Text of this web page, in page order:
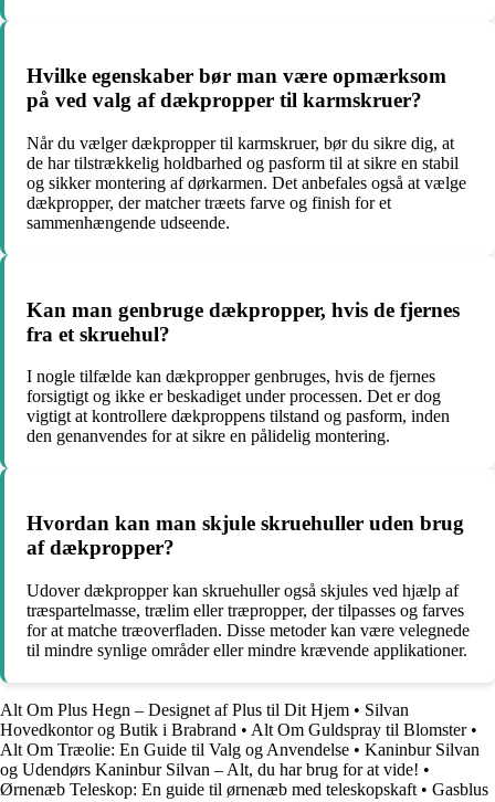
Hvilke egenskaber bør man være opmærksom
på ved valg af dækpropper til karmskruer?
Når du vælger dækpropper til karmskruer, bør du sikre dig, at
de har tilstrækkelig holdbarhed og pasform til at sikre en stabil
og sikker montering af dørkarmen. Det anbefales også at vælge
dækpropper, der matcher træets farve og finish for et
sammenhængende udseende.
Kan man genbruge dækpropper, hvis de fjernes
fra et skruehul?
I nogle tilfælde kan dækpropper genbruges, hvis de fjernes
forsigtigt og ikke er beskadiget under processen. Det er dog
vigtigt at kontrollere dækproppens tilstand og pasform, inden
den genanvendes for at sikre en pålidelig montering.
Hvordan kan man skjule skruehuller uden brug
af dækpropper?
Udover dækpropper kan skruehuller også skjules ved hjælp af
træspartelmasse, trælim eller træpropper, der tilpasses og farves
for at matche træoverfladen. Disse metoder kan være velegnede
til mindre synlige områder eller mindre krævende applikationer.
Alt Om Plus Hegn – Designet af Plus til Dit Hjem • Silvan
Hovedkontor og Butik i Brabrand • Alt Om Guldspray til Blomster•
Alt Om Træolie: En Guide til Valg og Anvendelse • Kaninbur Silvan
og Udendørs Kaninbur Silvan – Alt, du har brug for at vide! •
Ørnenæb Teleskop: En guide til ørnenæb med teleskopskaft • Gasblus